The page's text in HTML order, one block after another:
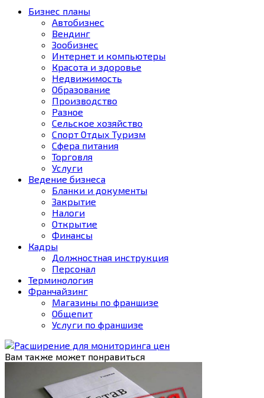
Бизнес планы
Автобизнес
Вендинг
Зообизнес
Интернет и компьютеры
Красота и здоровье
Недвижимость
Образование
Производство
Разное
Сельское хозяйство
Спорт Отдых Туризм
Сфера питания
Торговля
Услуги
Ведение бизнеса
Бланки и документы
Закрытие
Налоги
Открытие
Финансы
Кадры
Должностная инструкция
Персонал
Терминология
Франчайзинг
Магазины по франшизе
Общепит
Услуги по франшизе
Вам также может понравиться